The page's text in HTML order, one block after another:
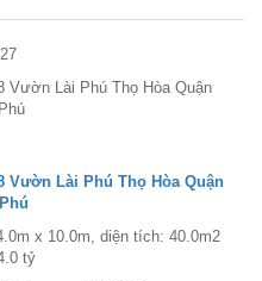
Vườn Lài Phú Thọ Hòa Quận
Vườn Lài Phú Thọ Hòa Quận
x 10.0m, diện tích: 40.0m2
tỷ